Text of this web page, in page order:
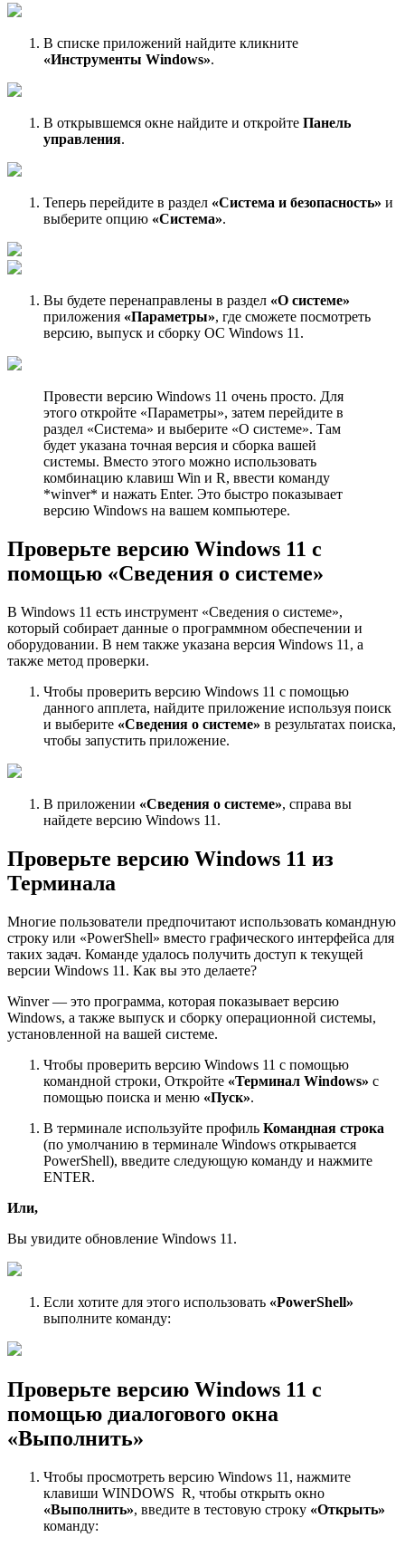
В списке приложений найдите кликните
«Инструменты Windows».
В открывшемся окне найдите и откройте Панель
управления.
Теперь перейдите в раздел «Система и безопасность» и
выберите опцию «Система».
Вы будете перенаправлены в раздел «О системе»
приложения «Параметры», где сможете посмотреть
версию, выпуск и сборку ОС Windows 11.
Провести версию Windows 11 очень просто. Для
этого откройте «Параметры», затем перейдите в
раздел «Система» и выберите «О системе». Там
будет указана точная версия и сборка вашей
системы. Вместо этого можно использовать
комбинацию клавиш Win и R, ввести команду
*winver* и нажать Enter. Это быстро показывает
версию Windows на вашем компьютере.
Проверьте версию Windows 11 с
помощью «Сведения о системе»
В Windows 11 есть инструмент «Сведения о системе»,
который собирает данные о программном обеспечении и
оборудовании. В нем также указана версия Windows 11, а
также метод проверки.
Чтобы проверить версию Windows 11 с помощью
данного апплета, найдите приложение используя поиск
и выберите «Сведения о системе» в результатах поиска,
чтобы запустить приложение.
В приложении «Сведения о системе», справа вы
найдете версию Windows 11.
Проверьте версию Windows 11 из
Терминала
Многие пользователи предпочитают использовать командную
строку или «PowerShell» вместо графического интерфейса для
таких задач. Команде удалось получить доступ к текущей
версии Windows 11. Как вы это делаете?
Winver — это программа, которая показывает версию
Windows, а также выпуск и сборку операционной системы,
установленной на вашей системе.
Чтобы проверить версию Windows 11 с помощью
командной строки, Откройте «Терминал Windows» с
помощью поиска и меню «Пуск».
В терминале используйте профиль Командная строка
(по умолчанию в терминале Windows открывается
PowerShell), введите следующую команду и нажмите
ENTER.
Или,
Вы увидите обновление Windows 11.
Если хотите для этого использовать «PowerShell»
выполните команду:
Проверьте версию Windows 11 с
помощью диалогового окна
«Выполнить»
Чтобы просмотреть версию Windows 11, нажмите
клавиши WINDOWS R, чтобы открыть окно
«Выполнить», введите в тестовую строку «Открыть»
команду: